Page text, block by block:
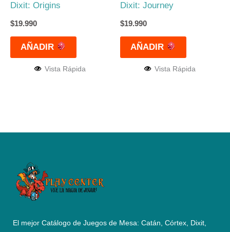
Dixit: Origins
$19.990
AÑADIR
Vista Rápida
Dixit: Journey
$19.990
AÑADIR
Vista Rápida
El mejor Catálogo de Juegos de Mesa: Catán, Córtex, Dixit,